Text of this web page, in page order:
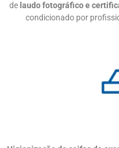
delaudo fotográfico e
condicionado por